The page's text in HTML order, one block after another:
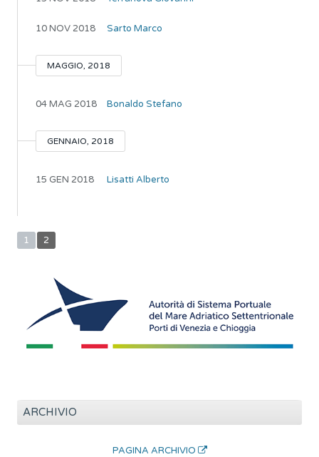
10 NOV 2018 Sarto Marco
MAGGIO, 2018
04 MAG 2018 Bonaldo Stefano
GENNAIO, 2018
15 GEN 2018 Lisatti Alberto
1 2
ARCHIVIO
PAGINA ARCHIVIO